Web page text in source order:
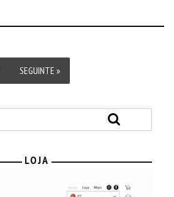
SEGUINTE »
LOJA